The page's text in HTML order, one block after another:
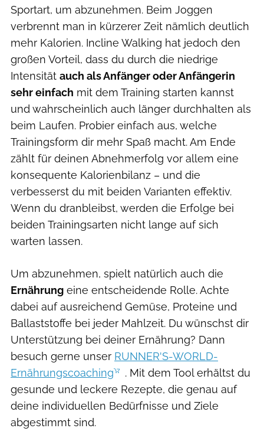
Sportart, um abzunehmen. Beim Joggen
verbrennt man in kürzerer Zeit nämlich deutlich
mehr Kalorien. Incline Walking hat jedoch den
großen Vorteil, dass du durch die niedrige
Intensität auch als Anfänger oder Anfängerin
sehr einfach mit dem Training starten kannst
und wahrscheinlich auch länger durchhalten als
beim Laufen. Probier einfach aus, welche
Trainingsform dir mehr Spaß macht. Am Ende
zählt für deinen Abnehmerfolg vor allem eine
konsequente Kalorienbilanz – und die
verbesserst du mit beiden Varianten effektiv.
Wenn du dranbleibst, werden die Erfolge bei
beiden Trainingsarten nicht lange auf sich
warten lassen.
Um abzunehmen, spielt natürlich auch die
Ernährung eine entscheidende Rolle. Achte
dabei auf ausreichend Gemüse, Proteine und
Ballaststoffe bei jeder Mahlzeit. Du wünschst dir
Unterstützung bei deiner Ernährung? Dann
besuch gerne unser RUNNER'S-WORLD-
Ernährungscoaching
. Mit dem Tool erhältst du
gesunde und leckere Rezepte, die genau auf
deine individuellen Bedürfnisse und Ziele
abgestimmt sind.